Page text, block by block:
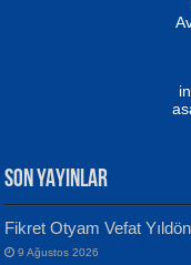
SON YAYINLAR
Fikret Otyam Vefat
9 Ağustos 2026